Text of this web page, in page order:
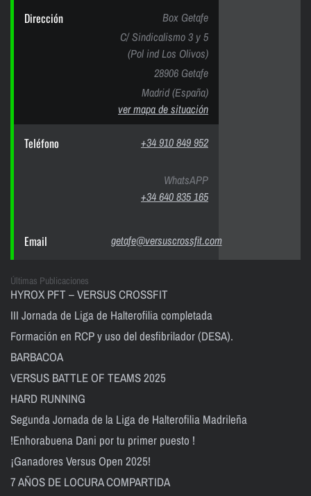
Dirección
Box Getafe
C/ Sindicalismo 3 y 5
(Pol ind Los Olivos)
28906 Getafe
Madrid (España)
ver mapa de situación
Teléfono +34 910 849 952
WhatsAPP
+34 640 835 165
Email getafe@versuscrossfit.com
Últimas Publicaciones
HYROX PFT – VERSUS CROSSFIT
III Jornada de Liga de Halterofilia completada
Formación en RCP y uso del desfibrilador (DESA).
BARBACOA
VERSUS BATTLE OF TEAMS 2025
HARD RUNNING
Segunda Jornada de la Liga de Halterofilia Madrileña
!Enhorabuena Dani por tu primer puesto !
¡Ganadores Versus Open 2025!
7 AÑOS DE LOCURA COMPARTIDA